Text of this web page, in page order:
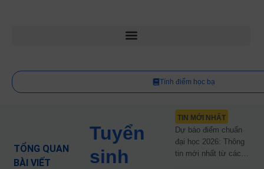
Tính điểm học bạ
TỔNG QUAN
BÀI VIẾT
Tuyển
sinh
TIN MỚI NHẤT
Dự báo điểm chuẩn
đại học 2026: Thông
tin mới nhất từ các